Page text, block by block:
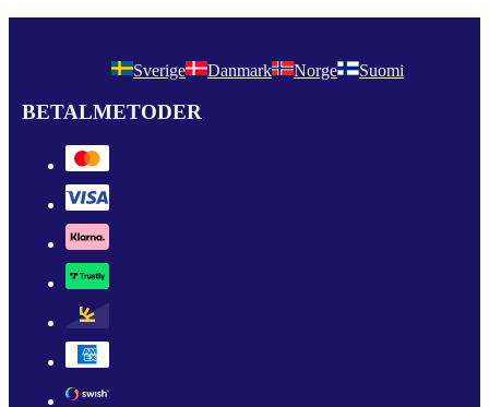
Sverige Danmark Norge Suomi
BETALMETODER